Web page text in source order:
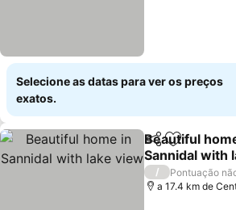
Selecione as datas para ver os preços
exatos.
PartilharAdicionar
Beautiful
Sannidal with
Ver preços
/
Pontuação
a 17.4 km de